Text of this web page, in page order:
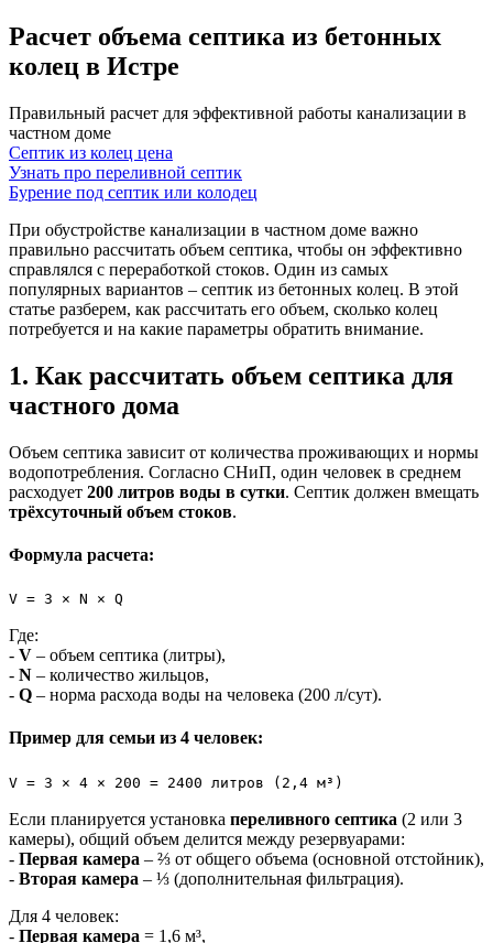
Расчет объема септика из бетонных
колец в Истре
Правильный расчет для эффективной работы канализации в
частном доме
Септик из колец цена
Узнать про переливной септик
Бурение под септик или колодец
При обустройстве канализации в частном доме важно
правильно рассчитать объем септика, чтобы он эффективно
справлялся с переработкой стоков. Один из самых
популярных вариантов – септик из бетонных колец. В этой
статье разберем, как рассчитать его объем, сколько колец
потребуется и на какие параметры обратить внимание.
1. Как рассчитать объем септика для
частного дома
Объем септика зависит от количества проживающих и нормы
водопотребления. Согласно СНиП, один человек в среднем
расходует 200 литров воды в сутки. Септик должен вмещать
трёхсуточный объем стоков.
Формула расчета:
V = 3 × N × Q
Где:
- V – объем септика (литры),
- N – количество жильцов,
- Q – норма расхода воды на человека (200 л/сут).
Пример для семьи из 4 человек:
V = 3 × 4 × 200 = 2400 литров (2,4 м³)
Если планируется установка переливного септика (2 или 3
камеры), общий объем делится между резервуарами:
- Первая камера – ⅔ от общего объема (основной отстойник),
- Вторая камера – ⅓ (дополнительная фильтрация).
Для 4 человек:
- Первая камера = 1,6 м³,